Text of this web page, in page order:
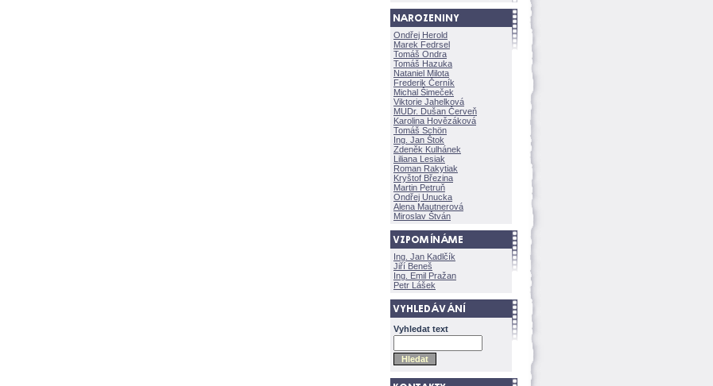
Ondřej Herold
Marek Fedrsel
Tomáš Ondra
Tomáš Hazuka
Nataniel Milota
Frederik Černík
Michal Šimeček
Viktorie Jahelkov
MUDr. Dušan Červeň
Karolina Hovězákov
Tomáš Schön
Ing. Jan Štok
Zdeněk Kulhánek
Liliana Lesiak
Roman Rakytiak
Kryštof Březina
Martin Petruň
Ondřej Unucka
Alena Mautnerov
Miroslav Štván
Ing. Jan Kadlčík
Jiří Bene
Ing. Emil Pražan
Petr Lášek
Vyhledat text